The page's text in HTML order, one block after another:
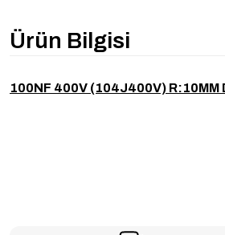
Ürün Bilgisi
100NF 400V (104J400V) R:10MM